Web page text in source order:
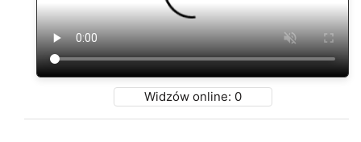
Widzów online: 0